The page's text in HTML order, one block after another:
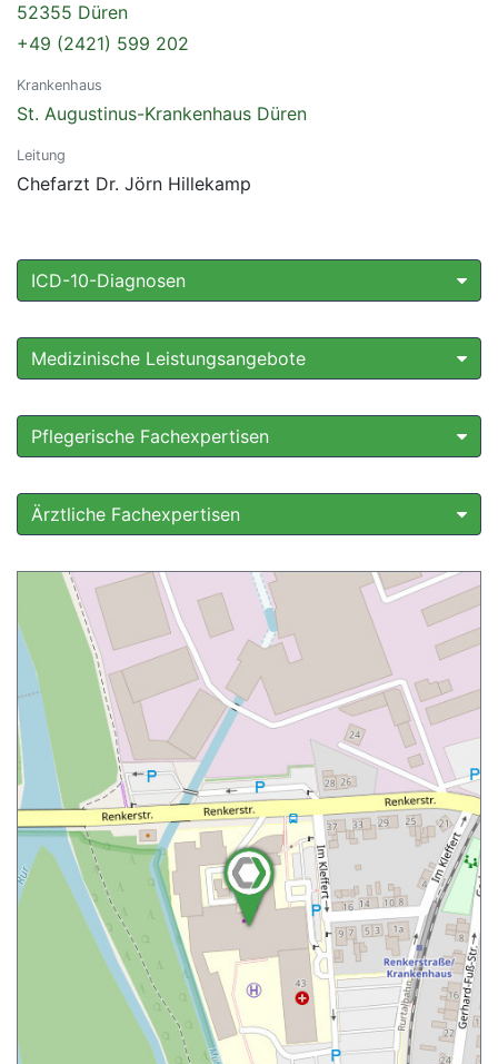
52355 Düren
+49 (2421) 599 202
Krankenhaus
St. Augustinus-Krankenhaus Düren
Leitung
Chefarzt Dr. Jörn Hillekamp
ICD-10-Diagnosen
Medizinische Leistungsangebote
Pflegerische Fachexpertisen
Ärztliche Fachexpertisen